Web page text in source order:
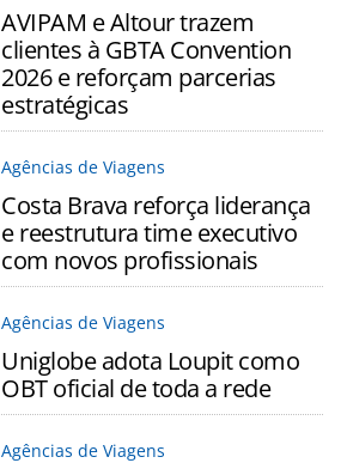
AVIPAM e Altour trazem
clientes à GBTA Convention
2026 e reforçam parcerias
estratégicas
Agências de Viagens
Costa Brava reforça liderança
e reestrutura time executivo
com novos profissionais
Agências de Viagens
Uniglobe adota Loupit como
OBT oficial de toda a rede
Agências de Viagens